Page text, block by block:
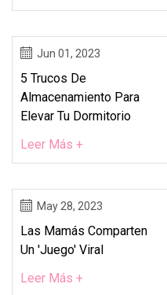
Jun 01, 2023
5 Trucos De
Almacenamiento Para
Elevar Tu Dormitorio
Leer Más +
May 28, 2023
Las Mamás Comparten
Un 'juego' Viral
Leer Más +